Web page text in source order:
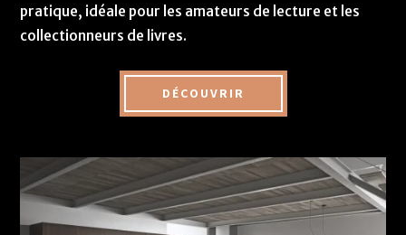
pratique, idéale pour les amateurs de lecture et les
collectionneurs de livres.
DÉCOUVRIR